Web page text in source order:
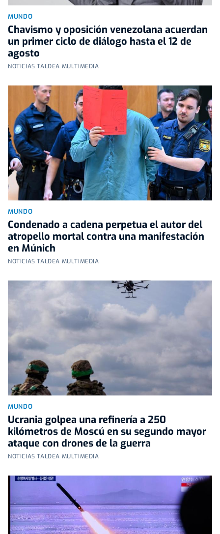
MUNDO
Chavismo y oposición venezolana acuerdan
un primer ciclo de diálogo hasta el 12 de
agosto
NOTICIAS TALDEA MULTIMEDIA
MUNDO
Condenado a cadena perpetua el autor del
atropello mortal contra una manifestación
en Múnich
NOTICIAS TALDEA MULTIMEDIA
MUNDO
Ucrania golpea una refinería a 250
kilómetros de Moscú en su segundo mayor
ataque con drones de la guerra
NOTICIAS TALDEA MULTIMEDIA